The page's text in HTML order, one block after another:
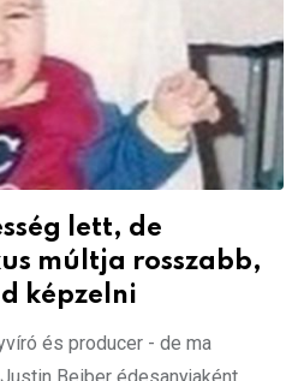
lett, de
múltja rosszabb,
képzelni
és producer - de ma
Beiber édesanyjaként